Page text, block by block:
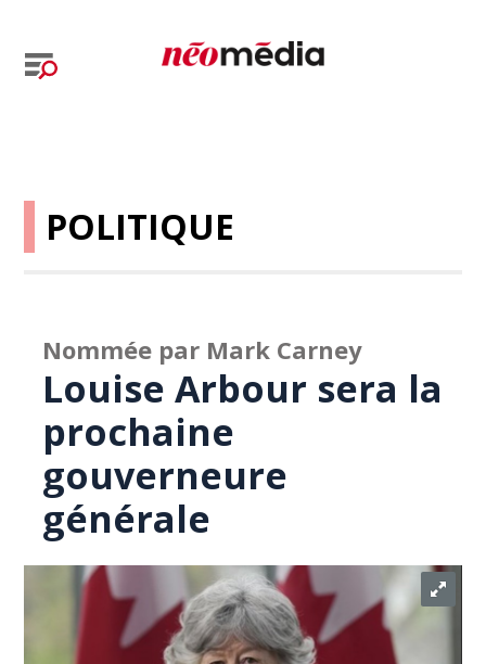
POLITIQUE
Nommée par Mark Carney
Louise Arbour sera la
prochaine
gouverneure
générale